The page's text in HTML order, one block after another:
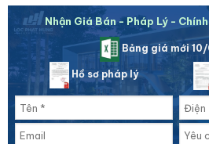
Nhận Giá Bán - Pháp Lý -
Bảng giá mới
Hồ sơ pháp lý